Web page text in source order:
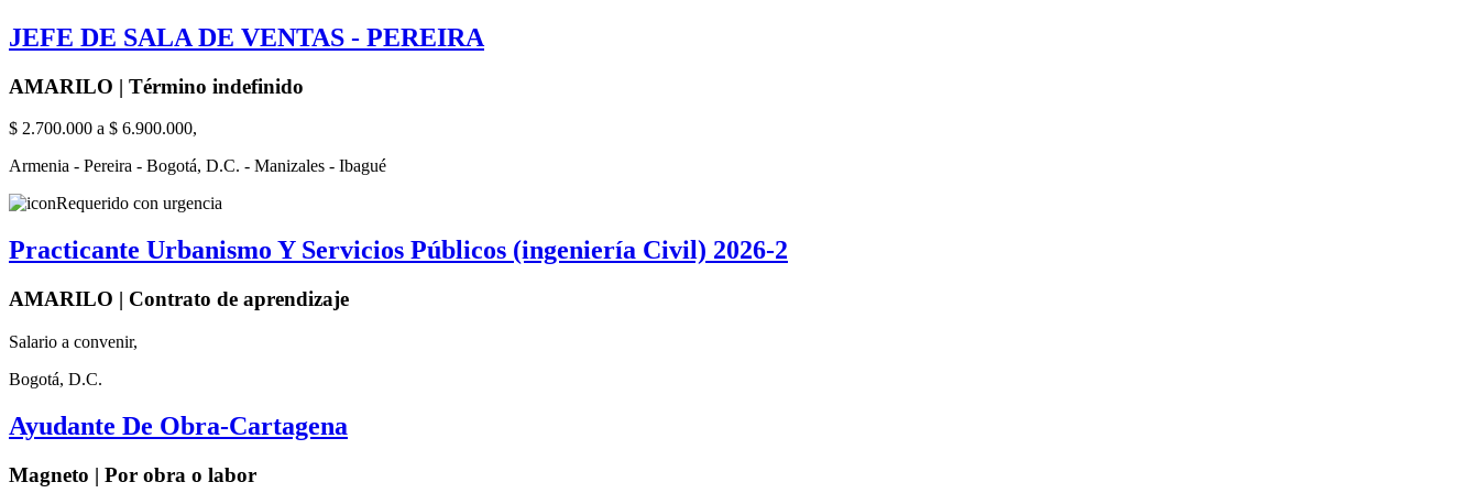
JEFE DE SALA DE VENTAS - PEREIRA
AMARILO | Término indefinido
$ 2.700.000 a $ 6.900.000,
Armenia - Pereira - Bogotá, D.C. - Manizales - Ibagué
Requerido con urgencia
Practicante Urbanismo Y Servicios Públicos (ingeniería Civil) 2026-2
AMARILO | Contrato de aprendizaje
Salario a convenir,
Bogotá, D.C.
Ayudante De Obra-Cartagena
Magneto | Por obra o labor